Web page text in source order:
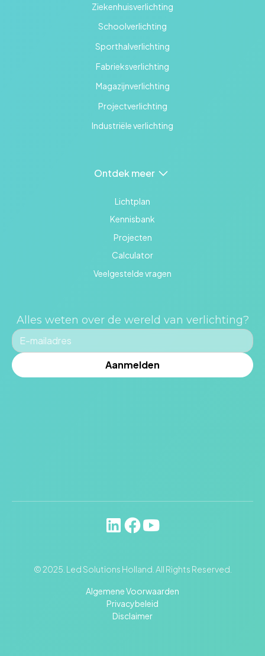
Ziekenhuisverlichting
Schoolverlichting
Sporthalverlichting
Fabrieksverlichting
Magazijnverlichting
Projectverlichting
Industriële verlichting
Ontdek meer
Lichtplan
Kennisbank
Projecten
Calculator
Veelgestelde vragen
Alles weten over de wereld van verlichting?
Algemene Voorwaarden
Privacybeleid
Disclaimer
© 2025. Led Solutions Holland. All Rights Reserved.